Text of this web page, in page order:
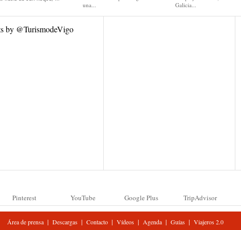
una...
Galicia...
by @TurismodeVigo
Pinterest YouTube Google Plus TripAdvisor
Área de prensa| Descargas| Contacto| Vídeos| Agenda| Guías| Viajeros 2.0